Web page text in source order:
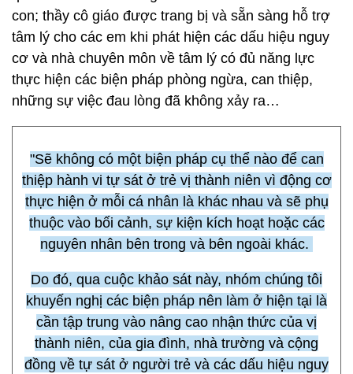
con; thầy cô giáo được trang bị và sẵn sàng hỗ trợ
tâm lý cho các em khi phát hiện các dấu hiệu nguy
cơ và nhà chuyên môn về tâm lý có đủ năng lực
thực hiện các biện pháp phòng ngừa, can thiệp,
những sự việc đau lòng đã không xảy ra…
"Sẽ không có một biện pháp cụ thể nào để can
thiệp hành vi tự sát ở trẻ vị thành niên vì động cơ
thực hiện ở mỗi cá nhân là khác nhau và sẽ phụ
thuộc vào bối cảnh, sự kiện kích hoạt hoặc các
nguyên nhân bên trong và bên ngoài khác.
Do đó, qua cuộc khảo sát này, nhóm chúng tôi
khuyến nghị các biện pháp nên làm ở hiện tại là
cần tập trung vào nâng cao nhận thức của vị
thành niên, của gia đình, nhà trường và cộng
đồng về tự sát ở người trẻ và các dấu hiệu nguy